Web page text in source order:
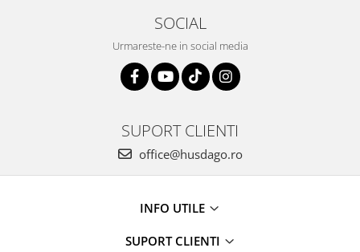
SOCIAL
Urmareste-ne in social media
SUPORT CLIENTI
office@husdago.ro
INFO UTILE
SUPORT CLIENTI